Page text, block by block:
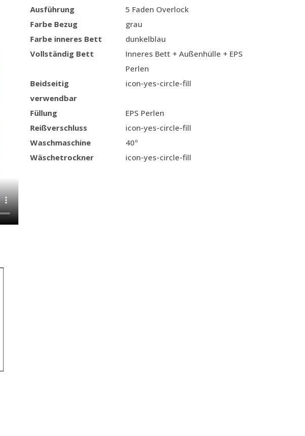
Ausführung
5 Faden Overlock
Farbe Bezug
grau
Farbe inneres Bett
dunkelblau
Vollständig Bett
Inneres Bett + Außenhülle + EPS
Perlen
Beidseitig
verwendbar
icon-yes-circle-fill
Füllung
EPS Perlen
Reißverschluss
icon-yes-circle-fill
Waschmaschine
40º
Wäschetrockner
icon-yes-circle-fill